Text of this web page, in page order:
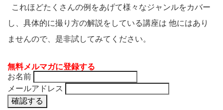
これほどたくさんの例をあげて様々なジャンルをカバー
し、具体的に撮り方の解説をしている講座は 他にはあり
ませんので、是非試してみてください。
無料メルマガに登録する
お名前
メールアドレス